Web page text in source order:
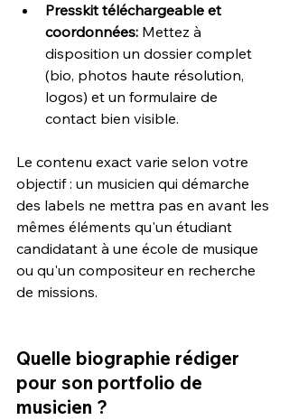
Presskit téléchargeable et
coordonnées: Mettez à
disposition un dossier complet
(bio, photos haute résolution,
logos) et un formulaire de
contact bien visible.
Le contenu exact varie selon votre
objectif : un musicien qui démarche
des labels ne mettra pas en avant les
mêmes éléments qu'un étudiant
candidatant à une école de musique
ou qu'un compositeur en recherche
de missions.
Quelle biographie rédiger
pour son portfolio de
musicien ?